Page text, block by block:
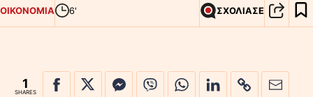
ΟΙΚΟΝΟΜΙΑ 6' ΣΧΟΛΙΑΣΕ
1
SHARES